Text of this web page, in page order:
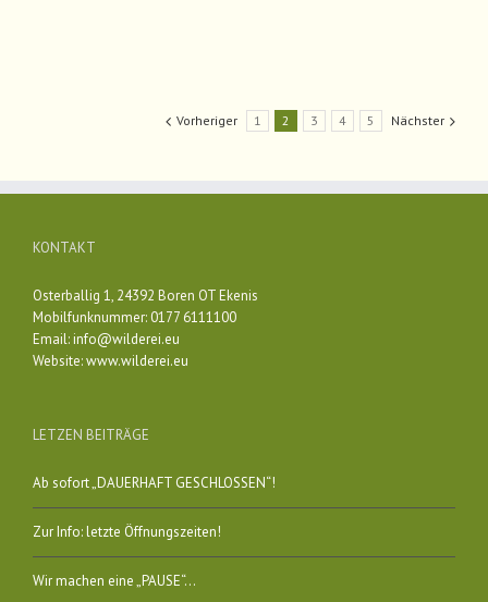
Vorheriger 1 2 3 4 5 Nächster
KONTAKT
Osterballig 1, 24392 Boren OT Ekenis
Mobilfunknummer: 0177 6111100
Email:info@wilderei.eu
Website:www.wilderei.eu
LETZEN BEITRÄGE
Ab sofort „DAUERHAFT GESCHLOSSEN“!
Zur Info: letzte Öffnungszeiten!
Wir machen eine „PAUSE“…